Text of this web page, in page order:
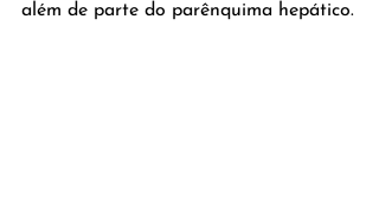
além de parte do parênquima hepático.